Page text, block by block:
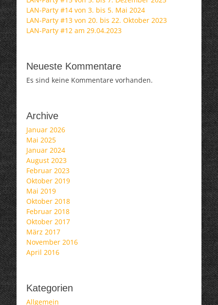
LAN-Party #14 von 3. bis 5. Mai 2024
LAN-Party #13 von 20. bis 22. Oktober 2023
LAN-Party #12 am 29.04.2023
Neueste Kommentare
Es sind keine Kommentare vorhanden.
Archive
Januar 2026
Mai 2025
Januar 2024
August 2023
Februar 2023
Oktober 2019
Mai 2019
Oktober 2018
Februar 2018
Oktober 2017
März 2017
November 2016
April 2016
Kategorien
Allgemein